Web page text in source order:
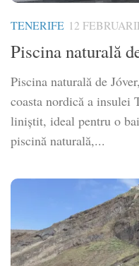
TENERIFE 12
Piscina naturală
Piscina naturală de
coasta nordică a insulei
liniștit, ideal pentru o
piscină naturală,...